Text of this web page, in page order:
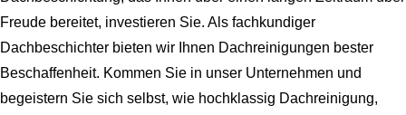
Freude bereitet, investieren Sie. Als fachkundiger
Dachbeschichter bieten wir Ihnen Dachreinigungen bester
Beschaffenheit. Kommen Sie in unser Unternehmen und
begeistern Sie sich selbst, wie hochklassig Dachreinigung,